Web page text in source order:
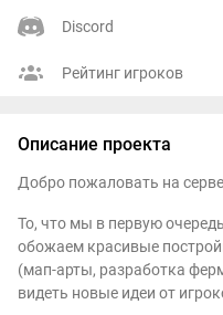
Discord
Рейтинг игроков
Описание проекта
Добро пожаловать на
То, что мы в первую
обожаем красивые
(мап-арты, разработка
видеть новые идеи от